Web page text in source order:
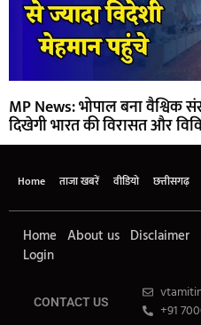
MP News: भोपाल बना वैश्विक
दिखेगी भारत की विरासत और
Home ताजा खबरें वीडियो छत्तीसगढ़
Home About us Disclaimer
Login
CONTACT US
+91